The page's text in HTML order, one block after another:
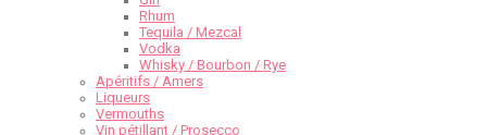
Rhum
Tequila / Mezcal
Vodka
Whisky / Bourbon / Rye
Apéritifs / Amers
Liqueurs
Vermouths
Vin pétillant / Prosecco